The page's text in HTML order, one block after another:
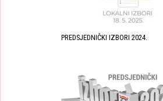
PREDSJEDNIČKI IZBORI 2024.